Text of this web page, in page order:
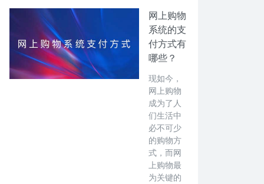
网上购物
系统的支
付方式有
哪些？
现如今，
网上购物
成为了人
们生活中
必不可少
的购物方
式，而网
上购物最
为关键的